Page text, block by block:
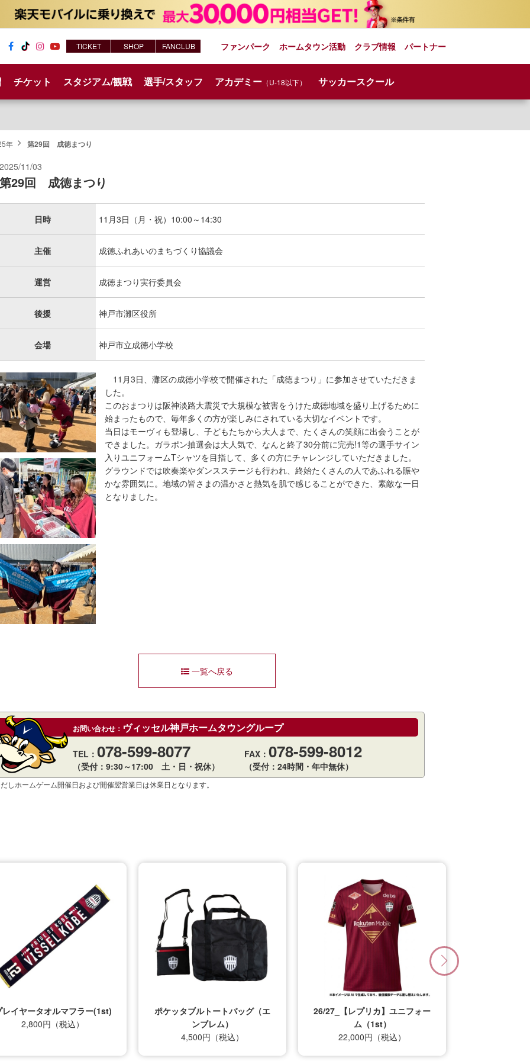
am e
チケット スタジアム/観戦 選手/スタッフ アカデミー（U-18以下） サッカースクール
ファンパーク ホームタウン活動 クラブ情報 パートナー
TICKET SHOP FANCLUB
年 第29回 成徳まつり
2025/11/03
第29回 成徳まつり
日時 11月3日（月・祝）10:00～14:30
主催 成徳ふれあいのまちづくり協議会
運営 成徳まつり実行委員会
後援 神戸市灘区役所
会場 神戸市立成徳小学校
11月3日、灘区の成徳小学校で開催された「成徳まつり」に参加させていただきま
した。
このおまつりは阪神淡路大震災で大規模な被害をうけた成徳地域を盛り上げるために
始まったもので、毎年多くの方が楽しみにされている大切なイベントです。
当日はモーヴィも登場し、子どもたちから大人まで、たくさんの笑顔に出会うことが
できました。ガラポン抽選会は大人気で、なんと終了30分前に完売!1等の選手サイン
入りユニフォームTシャツを目指して、多くの方にチャレンジしていただきました。
グラウンドでは吹奏楽やダンスステージも行われ、終始たくさんの人であふれる賑や
かな雰囲気に。地域の皆さまの温かさと熱気を肌で感じることができた、素敵な一日
となりました。
一覧へ戻る
お問い合わせ： ヴィッセル神戸ホームタウングループ
TEL： 078-599-8077
（受付：9:30～17:00 土・日・祝休）
FAX： 078-599-8012
（受付：24時間・年中無休）
しホームゲーム開催日および開催翌営業日は休業日となります。
レイヤータオルマフラー(1st)
2,800円（税込）
ポケッタブルトートバッグ（エ
ンブレム）
4,500円（税込）
26/27_【レプリカ】ユニフォー
ム（1st）
22,000円（税込）